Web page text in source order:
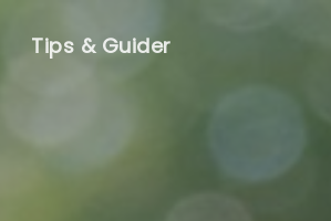
Tips & Guider